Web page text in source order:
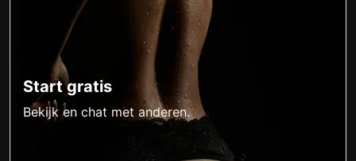
Start gratis
Bekijk en chat met anderen.